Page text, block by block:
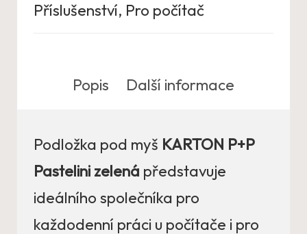
Příslušenství, Pro počítač
Popis Další informace
Podložka pod myš KARTON P+P
Pastelini zelená představuje
ideálního společníka pro
každodenní práci u počítače i pro